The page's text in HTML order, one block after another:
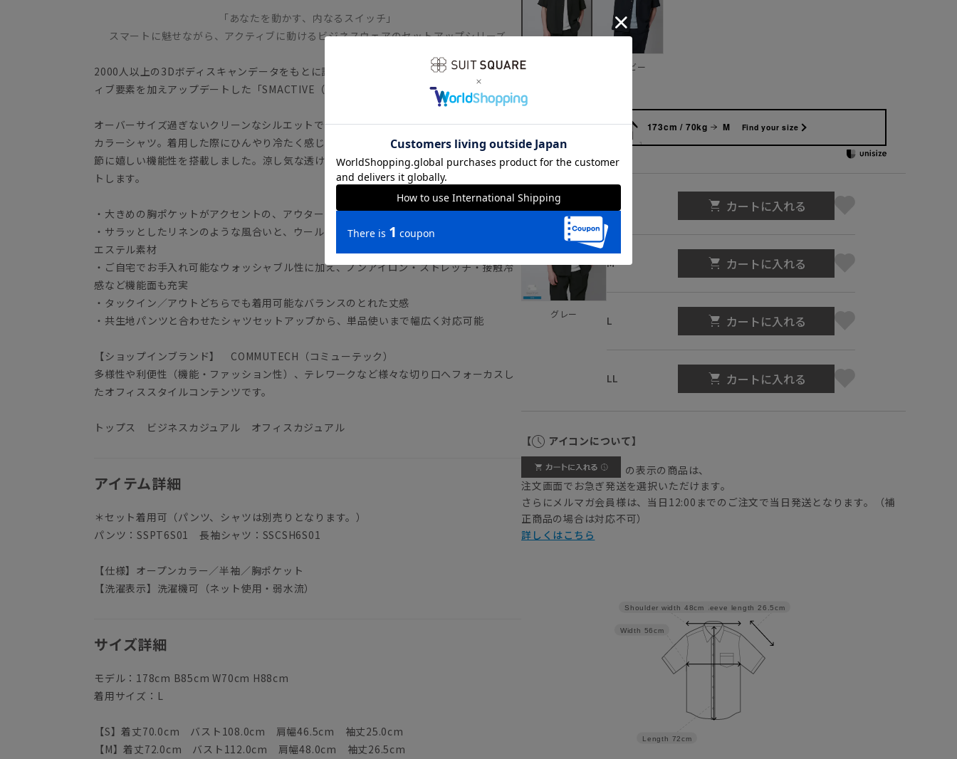
「あなたを動かす、内なるスイッチ」
スマートに魅せながら、アクティブに動ける ビジネスウェアのセットアップシリーズ
2000人以上の3Dボディスキャンデータをもとに設計した“スマみえシルエット”に、アクテ
ィブ要素を加えアップデートした「SMACTIVE（スマクティブ）」登場。
オーバーサイズ過ぎないクリーンなシルエットで、オフィスカジュアルに最適なオープン
カラーシャツ。着用した際にひんやり冷たく感じる“接触冷感”や、吸汗速乾など汗ばむ季
節に嬉しい機能性を搭載しました。涼し気な透け感のある生地で、夏の装いをアップデー
トします。
・大きめの胸ポケットがアクセントの、アウターライクなオープンカラーシャツ
・サラッとしたリネンのような風合いと、ウールライクなメランジ感を持つハイテクポリ
エステル素材
・ご自宅でお手入れ可能なウォッシャブル性に加え、ノンアイロン・ストレッチ・接触冷
感など機能面も充実
・タックイン／アウトどちらでも着用可能なバランスのとれた丈感
・共生地パンツと合わせたシャツセットアップから、単品使いまで幅広く対応可能
【ショップインブランド】 COMMUTECH（コミューテック）
多様性や利便性（機能・ファッション性）、テレワークなど様々な切り口へフォーカスし
たオフィススタイルコンテンツです。
トップス ビジネスカジュアル オフィスカジュアル
アイテム詳細
＊セット着用可（パンツ、シャツは別売りとなります。）
パンツ：SSPT6S01 長袖シャツ：SSCSH6S01
【仕様】オープンカラー／半袖／胸ポケット
【洗濯表示】洗濯機可（ネット使用・弱水流）
サイズ詳細
モデル：178cm B85cm W70cm H88cm
着用サイズ：L
【S】着丈70.0cm バスト108.0cm 肩幅46.5cm 袖丈25.0cm
【M】着丈72.0cm バスト112.0cm 肩幅48.0cm 袖丈26.5cm
ネイビー
173cm / 70kg M Find your size
グレー
カートに入れる
M カートに入れる
L カートに入れる
LL カートに入れる
【 アイコンについて】
の表示の商品は、
注文画面でお急ぎ発送を選択いただけます。
さらにメルマガ会員様は、当日12:00までのご注文で当日発送となります。（補
正商品の場合は対応不可）
詳しくはこちら
Sleeve length 26.5cm
Length 72cm
Width 56cm
Shoulder width 48cm